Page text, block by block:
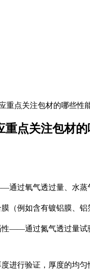
重点关注包材的哪些性
点关注包材的
过氧气透过量、水蒸
例如含有镀铝膜、铝
——通过氮气透过量试
行验证，厚度的均匀